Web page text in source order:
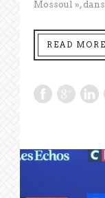
Mossoul »,
READ MORE